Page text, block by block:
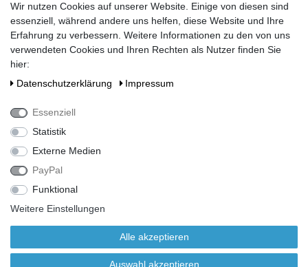
Widerrufsrecht
Impressum
AGB
Vertrag widerrufen
Sie haben noch eine Frage?
loeschwassertank@braun-gmbh.eu
Fr:
Alle Preise inkl. gesetzlicher Mehrwertsteuer zzgl.
Wir nutzen Cookies auf unserer Website. Einige von diesen sind
essenziell, während andere uns helfen, diese Website und Ihre
Erfahrung zu verbessern. Weitere Informationen zu den von uns
verwendeten Cookies und Ihren Rechten als Nutzer finden Sie
hier:
Daten­schutz­erklärung
Impressum
Essenziell
Statistik
Externe Medien
PayPal
Funktional
Weitere Einstellungen
Alle akzeptieren
Auswahl akzeptieren